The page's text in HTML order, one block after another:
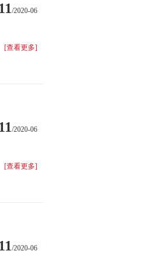
11/2020-06
[查看更多]
11/2020-06
[查看更多]
11/2020-06